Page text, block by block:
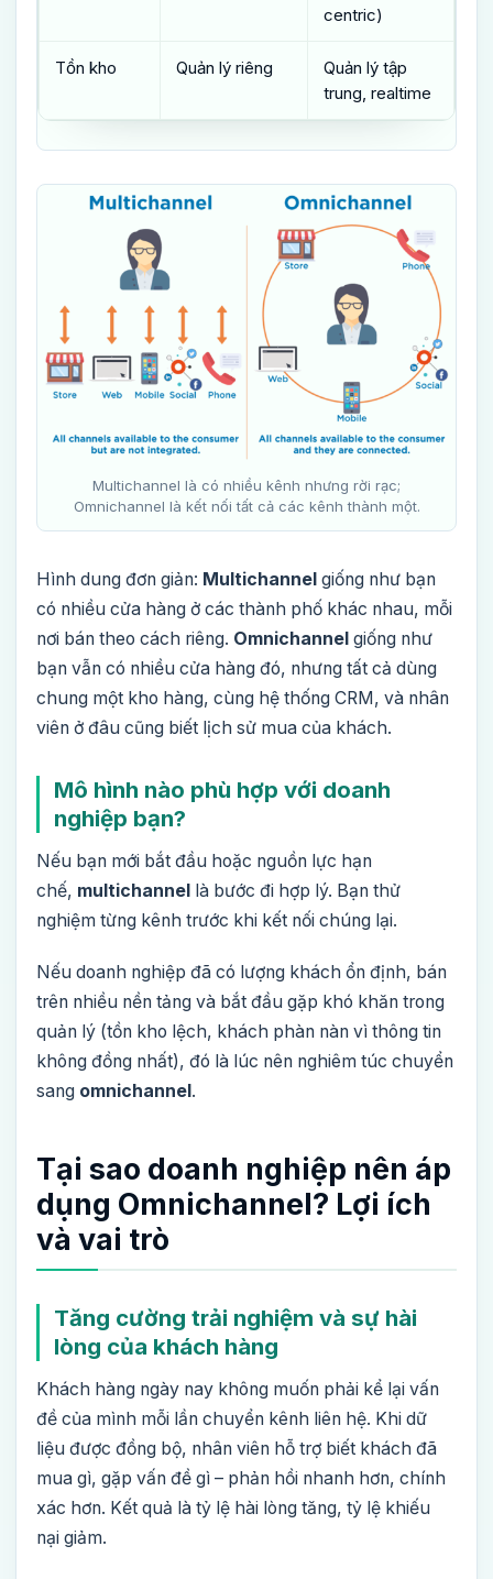
centric)
Tồn kho Quản lý riêng
Quản lý tập
trung, realtime
Multichannel là có nhiều kênh nhưng rời rạc;
Omnichannel là kết nối tất cả các kênh thành một.
Hình dung đơn giản: Multichannel giống như bạn
có nhiều cửa hàng ở các thành phố khác nhau, mỗi
nơi bán theo cách riêng. Omnichannel giống như
bạn vẫn có nhiều cửa hàng đó, nhưng tất cả dùng
chung một kho hàng, cùng hệ thống CRM, và nhân
viên ở đâu cũng biết lịch sử mua của khách.
Mô hình nào phù hợp với doanh
nghiệp bạn?
Nếu bạn mới bắt đầu hoặc nguồn lực hạn
chế, multichannel là bước đi hợp lý. Bạn thử
nghiệm từng kênh trước khi kết nối chúng lại.
Nếu doanh nghiệp đã có lượng khách ổn định, bán
trên nhiều nền tảng và bắt đầu gặp khó khăn trong
quản lý (tồn kho lệch, khách phàn nàn vì thông tin
không đồng nhất), đó là lúc nên nghiêm túc chuyển
sang omnichannel.
Tại sao doanh nghiệp nên áp
dụng Omnichannel? Lợi ích
và vai trò
Tăng cường trải nghiệm và sự hài
lòng của khách hàng
Khách hàng ngày nay không muốn phải kể lại vấn
đề của mình mỗi lần chuyển kênh liên hệ. Khi dữ
liệu được đồng bộ, nhân viên hỗ trợ biết khách đã
mua gì, gặp vấn đề gì – phản hồi nhanh hơn, chính
xác hơn. Kết quả là tỷ lệ hài lòng tăng, tỷ lệ khiếu
nại giảm.